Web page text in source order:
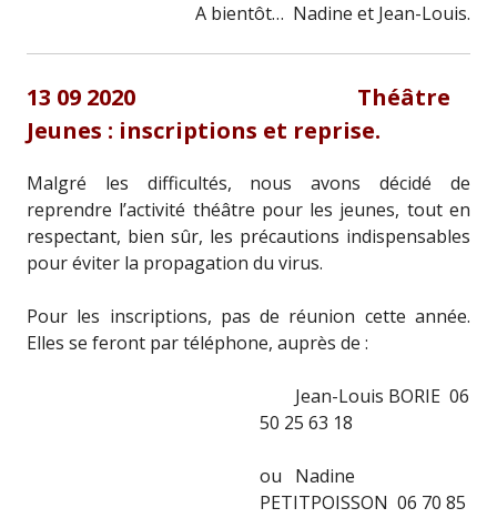
A bientôt… Nadine et Jean-Louis.
13 09 2020 Théâtre
Jeunes : inscriptions et reprise.
Malgré les difficultés, nous avons décidé de
reprendre l’activité théâtre pour les jeunes, tout en
respectant, bien sûr, les précautions indispensables
pour éviter la propagation du virus.
Pour les inscriptions, pas de réunion cette année.
Elles se feront par téléphone, auprès de :
Jean-Louis BORIE 06
50 25 63 18
ou Nadine
PETITPOISSON 06 70 85